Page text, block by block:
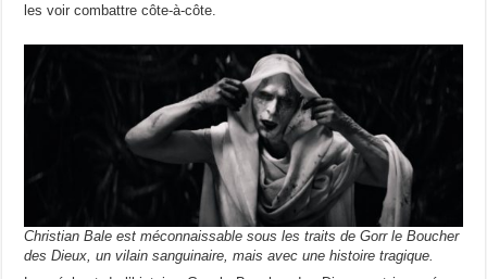
les voir combattre côte-à-côte.
Christian Bale est méconnaissable sous les traits de Gorr le Boucher
des Dieux, un vilain sanguinaire, mais avec une histoire tragique.